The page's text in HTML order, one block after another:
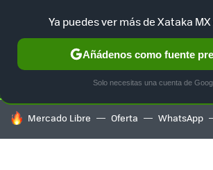
SELECCIÓN GAMING HOME AUTO
HOY SE HABLA DE
Mercado Libre Oferta WhatsApp
Ya puedes ver más de Xataka
Añádenos como fuente
Solo necesitas una cuenta de